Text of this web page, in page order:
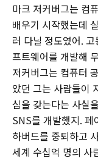
마크 저커버그는 컴
배우기 시작했는데
러 다닐 정도였어.
프트웨어를 개발해
저커버그는 컴퓨터
았던 그는 사람들이
심을 갖는다는 사실
SNS를 개발했지. 페
하버드를 중퇴하고
세계 수십억 명의 사